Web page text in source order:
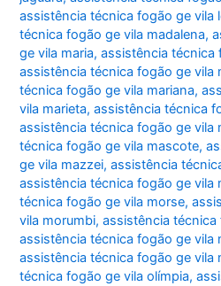
assistência técnica fogão ge vila
técnica fogão ge vila madalena,
ge vila maria,assistência técnica
assistência técnica fogão ge vila
técnica fogão ge vila mariana,
vila marieta,assistência técnica
assistência técnica fogão ge vila
técnica fogão ge vila mascote,
ge vila mazzei,assistência
assistência técnica fogão ge vila
técnica fogão ge vila morse,
vila morumbi,assistência
assistência técnica fogão ge vila
assistência técnica fogão ge vila
técnica fogão ge vila olímpia,